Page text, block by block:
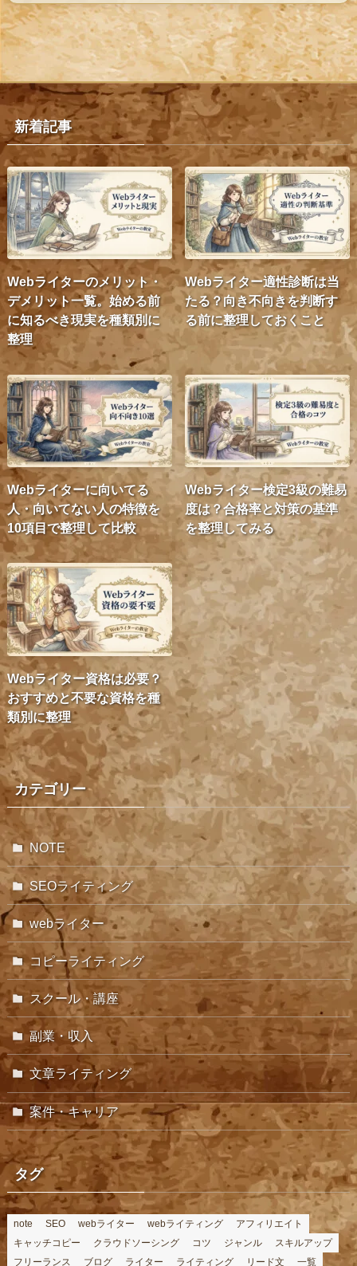
新着記事
Webライターのメリット・
デメリット一覧。始める前
に知るべき現実を種類別に
整理
Webライター適性診断は当
たる？向き不向きを判断す
る前に整理しておくこと
Webライターに向いてる
人・向いてない人の特徴を
10項目で整理して比較
Webライター検定3級の難易
度は？合格率と対策の基準
を整理してみる
Webライター資格は必要？
おすすめと不要な資格を種
類別に整理
カテゴリー
NOTE
SEOライティング
webライター
コピーライティング
スクール・講座
副業・収入
文章ライティング
案件・キャリア
タグ
note SEO webライター webライティング
アフィリエイト
キャッチコピー
クラウドソーシング コツ ジャンル
スキルアップ
フリーランス
ブログ ライター ライティング リード文 一覧